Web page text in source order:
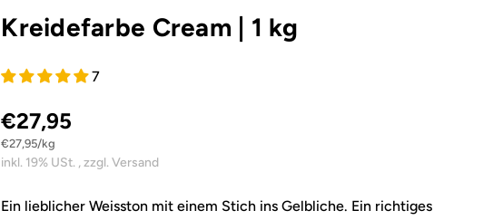
Kreidefarbe Cream 1 kg
7
€27,95
Stückpreis
€27,95/
pro kg
inkl. 19% USt. , zzgl. Versand
Ein lieblicher Weisston mit einem Stich ins Gelbliche. Ein richtiges